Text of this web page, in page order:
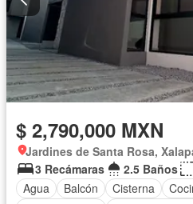
$ 2,790,000 MXN
Jardines de Santa Rosa,
3 Recámaras
2.5 Baños
Agua
Balcón Cisterna